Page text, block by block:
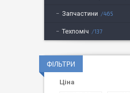
Запчастини 465
Техпоміч 137
ФІЛЬТРИ
Ціна